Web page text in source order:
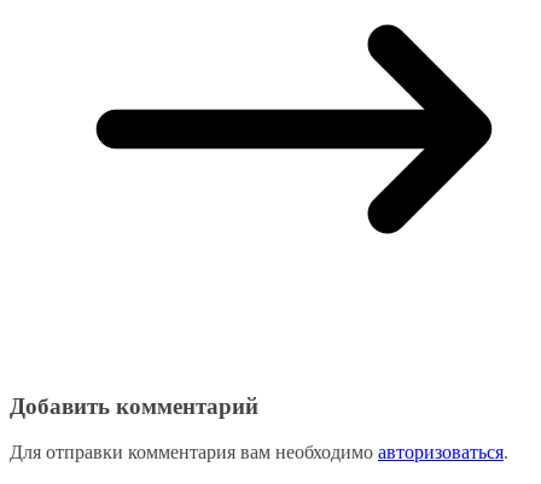
Добавить комментарий
Для отправки комментария вам необходимо авторизоваться.